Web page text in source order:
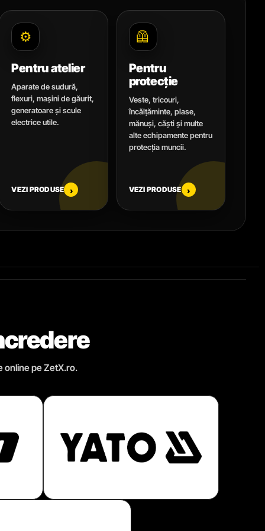
⚙️
Pentru atelier
Aparate de sudură,
flexuri, mașini de găurit,
generatoare și scule
electrice utile.
VEZI PRODUSE ›
🦺
Pentru
protecție
Veste, tricouri,
încălțăminte, plase,
mănuși, căști și multe
alte echipamente pentru
protecția muncii.
VEZI PRODUSE ›
online pe ZetX.ro.